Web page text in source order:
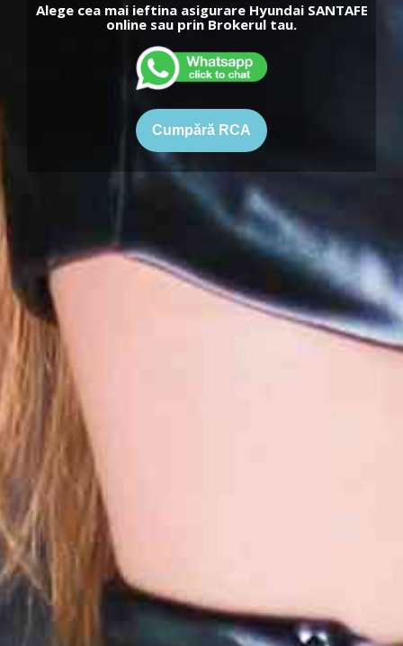
Alege cea mai ieftina asigurare Hyundai SANTAFE
online sau prin Brokerul tau.
Cumpără RCA